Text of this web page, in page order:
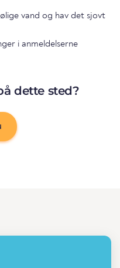
vand og hav det sjovt
i anmeldelserne
dette sted?